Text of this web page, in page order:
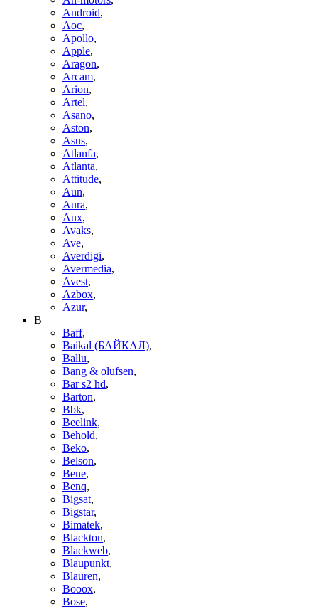
Android,
Aoc,
Apollo,
Apple,
Aragon,
Arcam,
Arion,
Artel,
Asano,
Aston,
Asus,
Atlanfa,
Atlanta,
Attitude,
Aun,
Aura,
Aux,
Avaks,
Ave,
Averdigi,
Avermedia,
Avest,
Azbox,
Azur,
B
Baff,
Baikal (БАЙКАЛ),
Ballu,
Bang & olufsen,
Bar s2 hd,
Barton,
Bbk,
Beelink,
Behold,
Beko,
Belson,
Bene,
Benq,
Bigsat,
Bigstar,
Bimatek,
Blackton,
Blackweb,
Blaupunkt,
Blauren,
Booox,
Bose,